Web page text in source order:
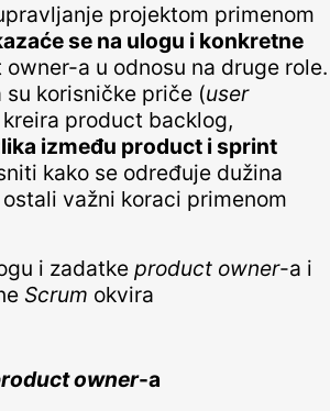
projektom primenom
se na ulogu i konkretne
a u odnosu na druge role.
su korisničke priče (user
kreira product backlog,
između product i sprint
kako se određuje dužina
važni koraci primenom
i zadatke product owner-a i
Scrum okvira
owner-a